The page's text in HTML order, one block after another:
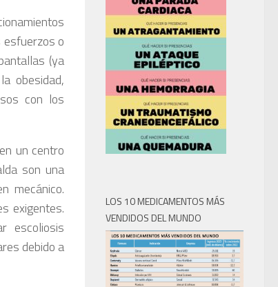
esfuerzos o
(ya
obesidad,
con los
un centro
son una
mecánico.
exigentes.
escoliosis
debido a
LOS 10 MEDICAMENTOS MÁS
VENDIDOS DEL MUNDO